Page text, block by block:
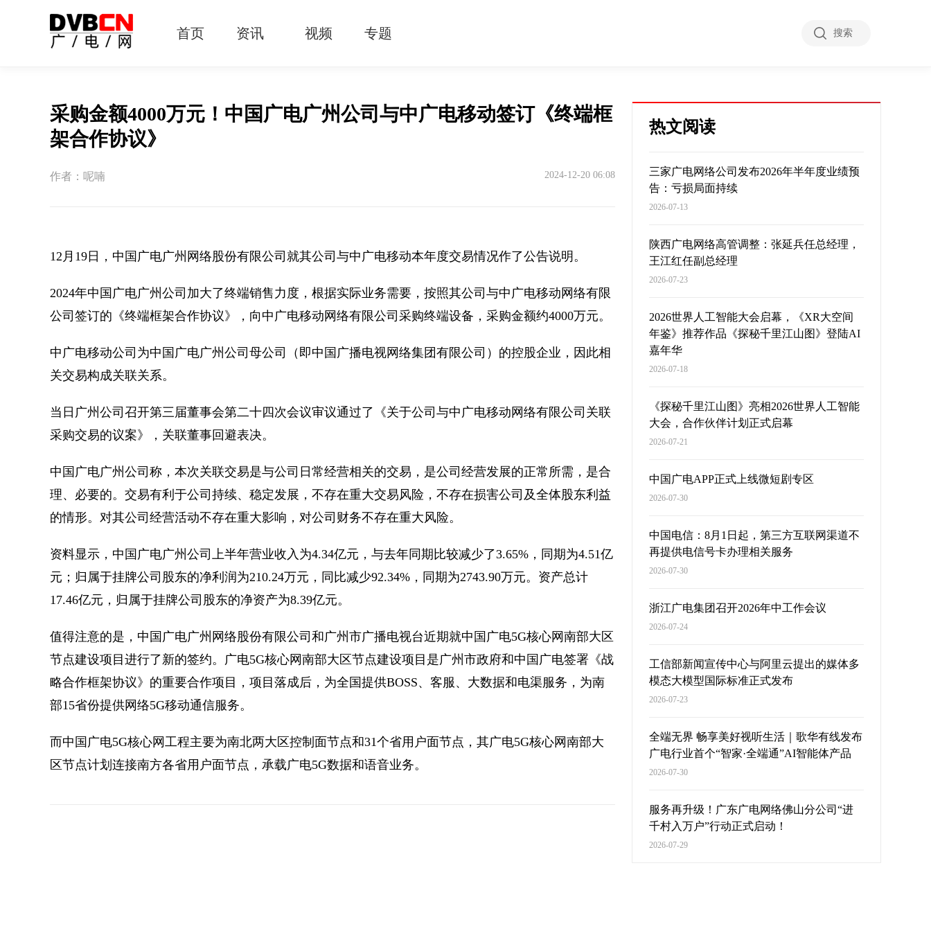
首页 资讯 视频 专题 搜索
采购金额4000万元！中国广电广州公司与中广电移动签订《终端框
架合作协议》
作者：呢喃 2024-12-20 06:08
12月19日，中国广电广州网络股份有限公司就其公司与中广电移动本年度交易情况作了公告说明。
2024年中国广电广州公司加大了终端销售力度，根据实际业务需要，按照其公司与中广电移动网络有限
公司签订的《终端框架合作协议》，向中广电移动网络有限公司采购终端设备，采购金额约4000万元。
中广电移动公司为中国广电广州公司母公司（即中国广播电视网络集团有限公司）的控股企业，因此相
关交易构成关联关系。
当日广州公司召开第三届董事会第二十四次会议审议通过了《关于公司与中广电移动网络有限公司关联
采购交易的议案》，关联董事回避表决。
中国广电广州公司称，本次关联交易是与公司日常经营相关的交易，是公司经营发展的正常所需，是合
理、必要的。交易有利于公司持续、稳定发展，不存在重大交易风险，不存在损害公司及全体股东利益
的情形。对其公司经营活动不存在重大影响，对公司财务不存在重大风险。
资料显示，中国广电广州公司上半年营业收入为4.34亿元，与去年同期比较减少了3.65%，同期为4.51亿
元；归属于挂牌公司股东的净利润为210.24万元，同比减少92.34%，同期为2743.90万元。资产总计
17.46亿元，归属于挂牌公司股东的净资产为8.39亿元。
值得注意的是，中国广电广州网络股份有限公司和广州市广播电视台近期就中国广电5G核心网南部大区
节点建设项目进行了新的签约。广电5G核心网南部大区节点建设项目是广州市政府和中国广电签署《战
略合作框架协议》的重要合作项目，项目落成后，为全国提供BOSS、客服、大数据和电渠服务，为南
部15省份提供网络5G移动通信服务。
而中国广电5G核心网工程主要为南北两大区控制面节点和31个省用户面节点，其广电5G核心网南部大
区节点计划连接南方各省用户面节点，承载广电5G数据和语音业务。
热文阅读
三家广电网络公司发布2026年半年度业绩预
告：亏损局面持续
2026-07-13
陕西广电网络高管调整：张延兵任总经理，
王江红任副总经理
2026-07-23
2026世界人工智能大会启幕，《XR大空间
年鉴》推荐作品《探秘千里江山图》登陆AI
嘉年华
2026-07-18
《探秘千里江山图》亮相2026世界人工智能
大会，合作伙伴计划正式启幕
2026-07-21
中国广电APP正式上线微短剧专区
2026-07-30
中国电信：8月1日起，第三方互联网渠道不
再提供电信号卡办理相关服务
2026-07-30
浙江广电集团召开2026年中工作会议
2026-07-24
工信部新闻宣传中心与阿里云提出的媒体多
模态大模型国际标准正式发布
2026-07-23
全端无界 畅享美好视听生活｜歌华有线发布
广电行业首个“智家·全端通”AI智能体产品
2026-07-30
服务再升级！广东广电网络佛山分公司“进
千村入万户”行动正式启动！
2026-07-29